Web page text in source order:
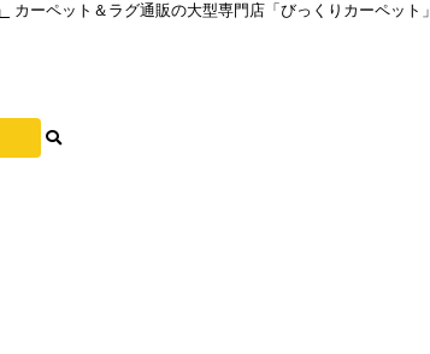
カーペット＆ラグ通販の大型専門店「びっくりカーペット」